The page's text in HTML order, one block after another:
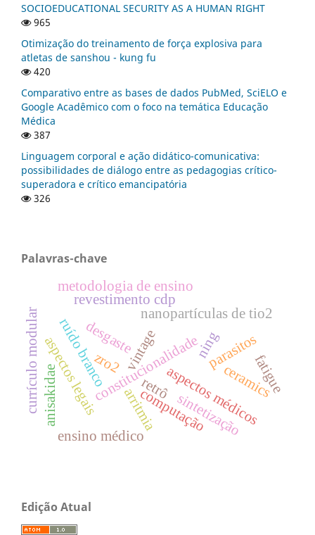
SOCIOEDUCATIONAL SECURITY AS A HUMAN RIGHT
965
Otimização do treinamento de força explosiva para
atletas de sanshou - kung fu
420
Comparativo entre as bases de dados PubMed, SciELO e
Google Acadêmico com o foco na temática Educação
Médica
387
Linguagem corporal e ação didático-comunicativa:
possibilidades de diálogo entre as pedagogias crítico-
superadora e crítico emancipatória
326
Palavras-chave
nanopartículas de tio2
ning
constitucionalidade
aspectos legais aspectos médicos
desgaste
revestimento cdp
vintage
retrô
currículo modular arritmia sintetização
ruído branco
metodologia de ensino
ensino médico
anisakidae
parasitos
computação
ceramics
zro2 fatigue
Edição Atual